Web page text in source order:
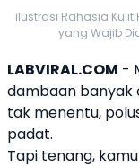
ilustrasi Rahasia
yang Wajib
LABVIRAL.COM -
dambaan banyak
tak menentu,
padat.
Tapi tenang,